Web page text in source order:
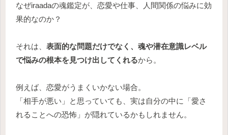
なぜiraadaの魂鑑定が、恋愛や仕事、人間関係の悩みに効
果的なのか？
それは、 表面的な問題だけでなく、魂や潜在意識レベル
で悩みの根本を見つけ出してくれるから。
例えば、恋愛がうまくいかない場合。
「相手が悪い」と思っていても、実は自分の中に「愛さ
れることへの恐怖」が隠れているかもしれません。